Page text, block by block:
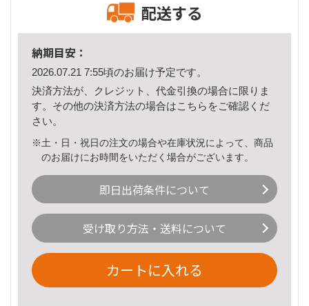
配送する
納期目安：
2026.07.21 7:55頃のお届け予定です。
決済方法が、クレジット、代金引換の場合に限りま
す。その他の決済方法の場合はこちら をご確認くだ
さい。
※土・日・祝日の注文の場合や在庫状況によって、商品
のお届けにお時間をいただく場合がございます。
即日出荷条件について
受け取り方法・送料について
カートに入れる